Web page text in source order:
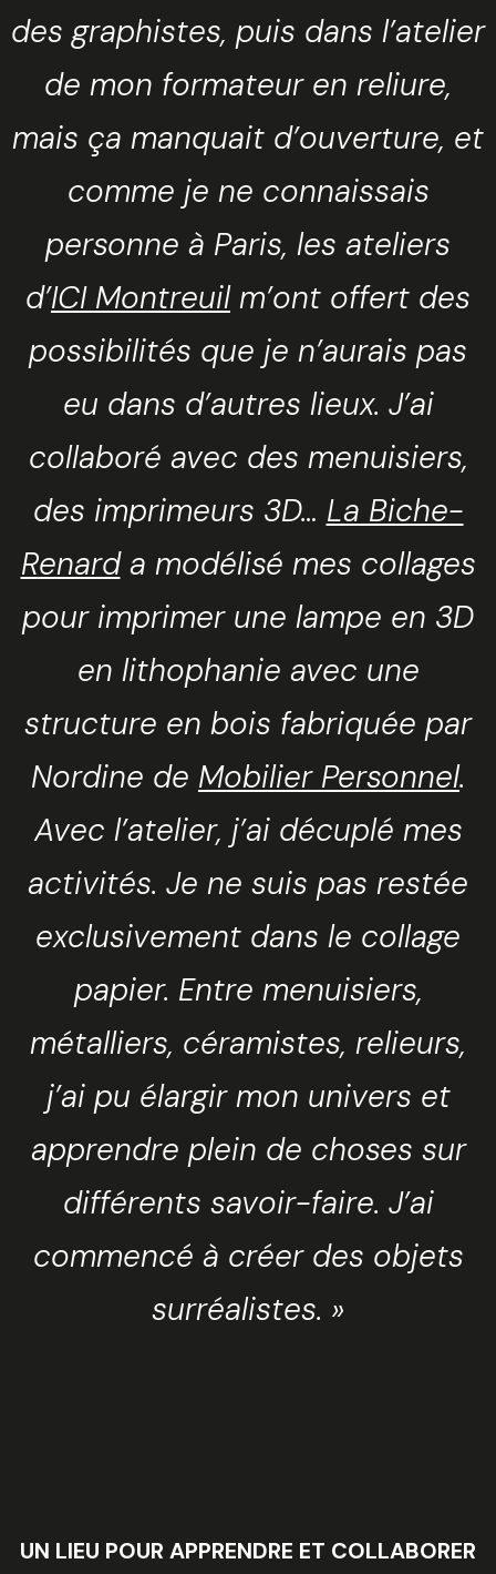
des graphistes, puis dans l’atelier
de mon formateur en reliure,
mais ça manquait d’ouverture, et
comme je ne connaissais
personne à Paris, les ateliers
d’ICI Montreuilm’ont offert des
possibilités que je n’aurais pas
eu dans d’autres lieux. J’ai
collaboré avec des menuisiers,
des imprimeurs 3D… La Biche-
Renarda modélisé mes collages
pour imprimer une lampe en 3D
en lithophanie avec une
structure en bois fabriquée par
Nordine de Mobilier Personnel.
Avec l’atelier, j’ai décuplé mes
activités. Je ne suis pas restée
exclusivement dans le collage
papier. Entre menuisiers,
métalliers, céramistes, relieurs,
j’ai pu élargir mon univers et
apprendre plein de choses sur
différents savoir-faire. J’ai
commencé à créer des objets
surréalistes. »
UN LIEU POUR APPRENDRE ET COLLABORER